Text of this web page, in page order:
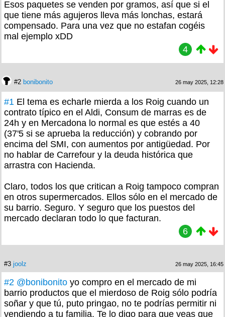
Esos paquetes se venden por gramos, así que si el
que tiene más agujeros lleva más lonchas, estará
compensado. Para una vez que no estafan cogéis
mal ejemplo xDD
4
#2 bonibonito 26 may 2025, 12:28
#1 El tema es echarle mierda a los Roig cuando un
contrato típico en el Aldi, Consum de marras es de
24h y en Mercadona lo normal es que estés a 40
(37'5 si se aprueba la reducción) y cobrando por
encima del SMI, con aumentos por antigüedad. Por
no hablar de Carrefour y la deuda histórica que
arrastra con Hacienda.
Claro, todos los que critican a Roig tampoco compran
en otros supermercados. Ellos sólo en el mercado de
su barrio. Seguro. Y seguro que los puestos del
mercado declaran todo lo que facturan.
6
#3 joolz 26 may 2025, 16:45
#2 @bonibonito yo compro en el mercado de mi
barrio productos que el mierdoso de Roig sólo podría
soñar y que tú, puto pringao, no te podrías permitir ni
vendiendo a tu familia. Te lo digo para que veas que